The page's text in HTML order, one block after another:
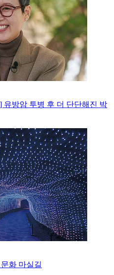
유방암 투병 후 더 단단해진 박
화 마실길